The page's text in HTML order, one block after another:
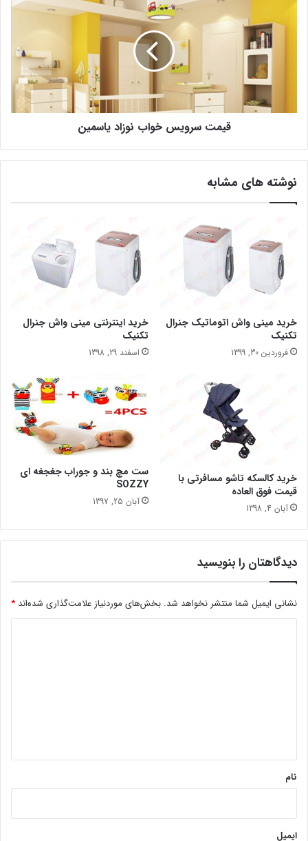
قیمت سرویس خواب نوزاد یاسمین
نوشته های مشابه
خرید مینی واش اتوماتیک جنرال
تکنیک
فروردین 30, 1399
خرید اینترنتی مینی واش جنرال
تکنیک
اسفند 29, 1398
خرید کالسکه تاشو مسافرتی با
قیمت فوق العاده
آبان 4, 1398
ست مچ بند و جوراب جغجغه ای
SOZZY
آبان 25, 1397
دیدگاهتان را بنویسید
نشانی ایمیل شما منتشر نخواهد شد. بخش‌های موردنیاز علامت‌گذاری شده‌اند *
نام
ایمیل